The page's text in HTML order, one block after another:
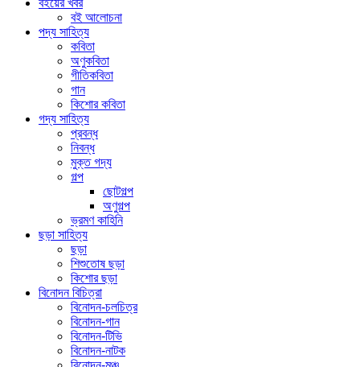
বইয়ের খবর
বই আলোচনা
পদ্য সাহিত্য
কবিতা
অণুকবিতা
গীতিকবিতা
গান
কিশোর কবিতা
গদ্য সাহিত্য
প্রবন্ধ
নিবন্ধ
মুক্ত গদ্য
গল্প
ছোটগল্প
অণুগল্প
ভ্রমণ কাহিনি
ছড়া সাহিত্য
ছড়া
শিশুতোষ ছড়া
কিশোর ছড়া
বিনোদন বিচিত্রা
বিনোদন-চলচিত্র
বিনোদন-গান
বিনোদন-টিভি
বিনোদন-নাটক